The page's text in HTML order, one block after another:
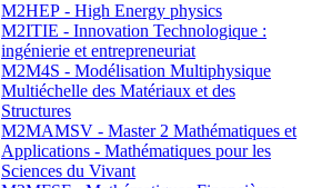
M2HEP - High Energy physics
M2ITIE - Innovation Technologique :
ingénierie et entrepreneuriat
M2M4S - Modélisation Multiphysique
Multiéchelle des Matériaux et des
Structures
M2MAMSV - Master 2 Mathématiques et
Applications - Mathématiques pour les
Sciences du Vivant